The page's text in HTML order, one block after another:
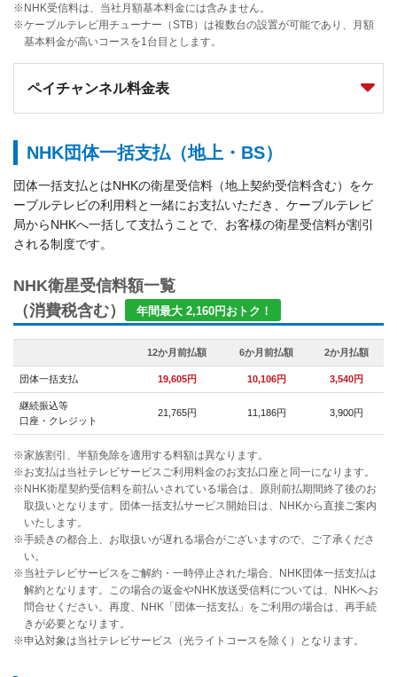
※NHK受信料は、当社月額基本料金には含みません。
※ケーブルテレビ用チューナー（STB）は複数台の設置が可能であり、月額
基本料金が高いコースを1台目とします。
ペイチャンネル料金表
NHK団体一括支払（地上・BS）
団体一括支払とはNHKの衛星受信料（地上契約受信料含む）をケ
ーブルテレビの利用料と一緒にお支払いただき、ケーブルテレビ
局からNHKへ一括して支払うことで、お客様の衛星受信料が割引
される制度です。
NHK衛星受信料額一覧
（消費税含む）
年間最大 2,160円おトク！
12か月前払額 6か月前払額 2か月払額
団体一括支払 19,605円 10,106円 3,540円
継続振込等
口座・クレジット
21,765円 11,186円 3,900円
※家族割引、半額免除を適用する料額は異なります。
※お支払は当社テレビサービスご利用料金のお支払口座と同一になります。
※NHK衛星契約受信料を前払いされている場合は、原則前払期間終了後のお
取扱いとなります。団体一括支払サービス開始日は、NHKから直接ご案内
いたします。
※手続きの都合上、お取扱いが遅れる場合がございますので、ご了承くださ
い。
※当社テレビサービスをご解約・一時停止された場合、NHK団体一括支払は
解約となります。この場合の返金やNHK放送受信料については、NHKへお
問合せください。再度、NHK「団体一括支払」をご利用の場合は、再手続
きが必要となります。
※申込対象は当社テレビサービス（光ライトコースを除く）となります。